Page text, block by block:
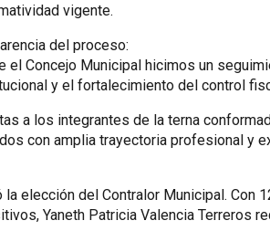
vigente.
del proceso:
el Concejo Municipal hicimos un
y el fortalecimiento del control
a los integrantes de la terna
con amplia trayectoria profesional y
elección del Contralor Municipal. Con
Yaneth Patricia Valencia Terreros